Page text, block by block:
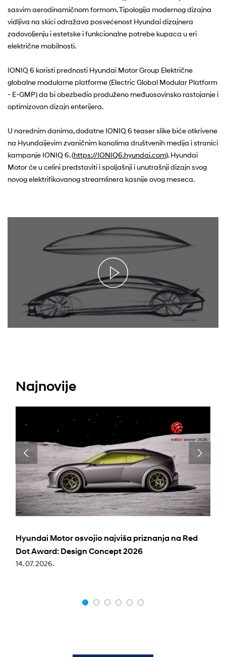
sasvim aerodinamičnom formom. Tipologija modernog dizajna
vidljiva na skici odražava posvećenost Hyundai dizajnera
zadovoljenju i estetske i funkcionalne potrebe kupaca u eri
električne mobilnosti.
IONIQ 6 koristi prednosti Hyundai Motor Group Električne
globalne modularne platforme (Electric Global Modular Platform
- E-GMP) da bi obezbedio produženo međuosovinsko rastojanje i
optimizovan dizajn enterijera.
​U narednim danima, dodatne IONIQ 6 teaser slike biće otkrivene
na Hyundaijevim zvaničnim kanalima društvenih medija i stranici
kampanje IONIQ 6. (https://IONIQ6.hyundai.com). Hyundai
Motor će u celini predstaviti i spoljašnji i unutrašnji dizajn svog
novog elektrifikovanog streamlinera kasnije ovog meseca.
Najnovije
Hyundai Motor osvojio najviša priznanja na Red
Dot Award: Design Concept 2026
14. 07. 2026.